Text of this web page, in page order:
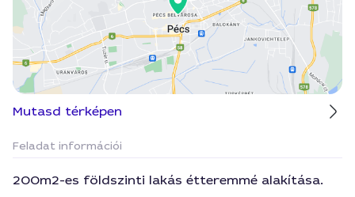
Mutasd térképen
Feladat információi
200m2-es földszinti lakás étteremmé alakítása.